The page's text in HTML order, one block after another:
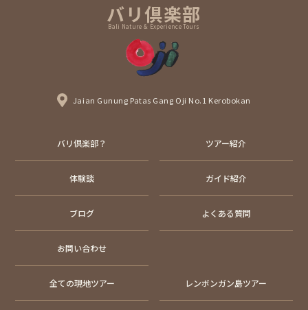
バリ倶楽部
Bali Nature & Experience Tours
Jaian Gunung Patas Gang Oji No.1 Kerobokan
バリ倶楽部？ ツアー紹介
体験談 ガイド紹介
ブログ よくある質問
お問い合わせ
全ての現地ツアー レンボンガン島ツアー